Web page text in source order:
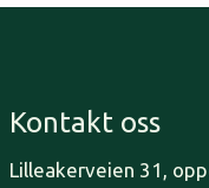
Kontakt oss
Lilleakerveien 31,